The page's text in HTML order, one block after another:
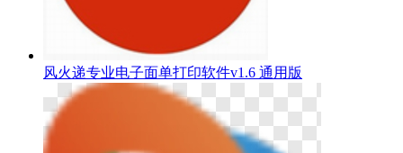
风火递专业电子面单打印软件v1.6 通用版